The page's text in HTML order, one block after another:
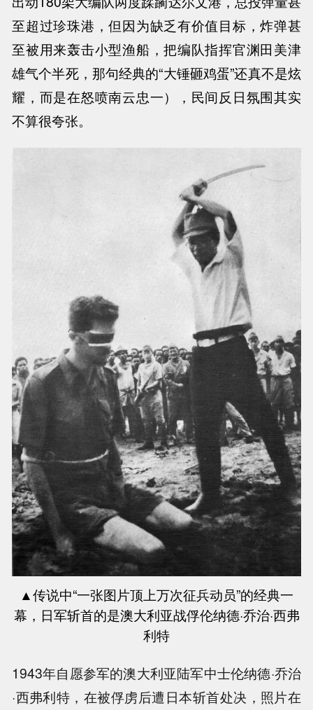
至超过珍珠港，但因为缺乏有价值目标，炸弹甚
至被用来轰击小型渔船，把编队指挥官渊田美津
雄气个半死，那句经典的“大锤砸鸡蛋”还真不是炫
耀，而是在怒喷南云忠一），民间反日氛围其实
不算很夸张。
▲传说中“一张图片顶上万次征兵动员”的经典一
幕，日军斩首的是澳大利亚战俘伦纳德·乔治·西弗
利特
1943年自愿参军的澳大利亚陆军中士伦纳德·乔治
·西弗利特，在被俘虏后遭日本斩首处决，照片在